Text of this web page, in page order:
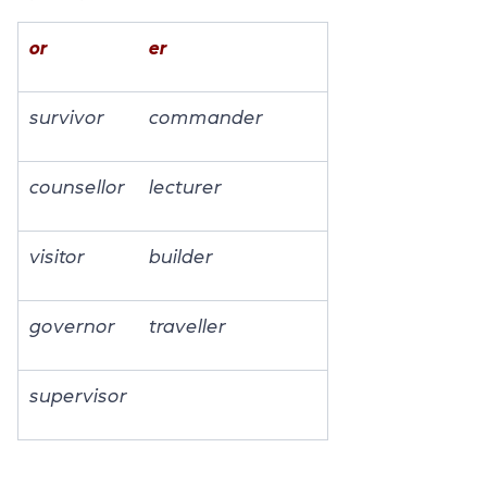
оr er
survivor commander
counsellor lecturer
visitor builder
governor traveller
supervisor